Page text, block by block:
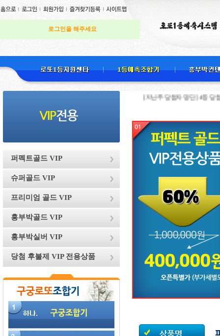
로그인을 해주세요
퍼펙트골드 VIP
슈퍼골드 VIP
프리미엄 골드 VIP
흥부박골드 VIP
흥부박실버 VIP
당첨 후불제 VIP 전용상품
[지난주 당첨자 명단] 4등 당첨 천